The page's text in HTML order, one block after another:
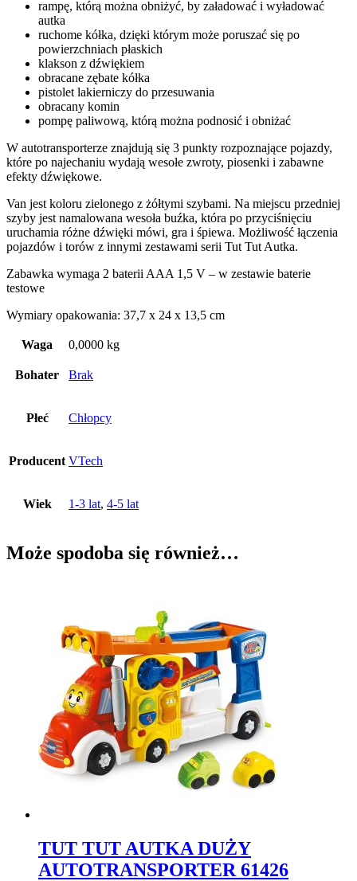
rampę, którą można obniżyć, by załadować i wyładować
autka
ruchome kółka, dzięki którym może poruszać się po
powierzchniach płaskich
klakson z dźwiękiem
obracane zębate kółka
pistolet lakierniczy do przesuwania
obracany komin
pompę paliwową, którą można podnosić i obniżać
W autotransporterze znajdują się 3 punkty rozpoznające pojazdy,
które po najechaniu wydają wesołe zwroty, piosenki i zabawne
efekty dźwiękowe.
Van jest koloru zielonego z żółtymi szybami. Na miejscu przedniej
szyby jest namalowana wesoła buźka, która po przyciśnięciu
uruchamia różne dźwięki mówi, gra i śpiewa. Możliwość łączenia
pojazdów i torów z innymi zestawami serii Tut Tut Autka.
Zabawka wymaga 2 baterii AAA 1,5 V – w zestawie baterie
testowe
Wymiary opakowania: 37,7 x 24 x 13,5 cm
Waga 0,0000 kg
Bohater Brak
Płeć Chłopcy
Producent VTech
Wiek 1-3 lat, 4-5 lat
Może spodoba się również…
TUT TUT AUTKA DUŻY
AUTOTRANSPORTER 61426